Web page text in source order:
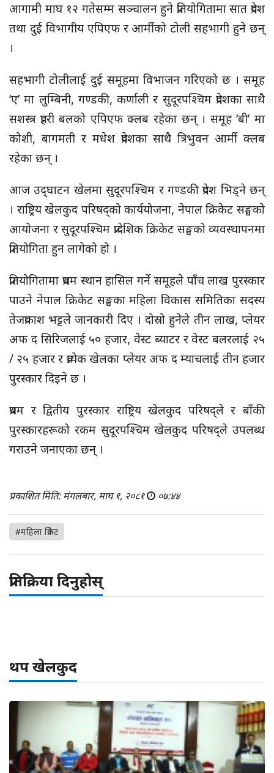
आगामी माघ १२ गतेसम्म सञ्चालन हुने प्रतियोगितामा सात प्रदेश
तथा दुई विभागीय एपिएफर आर्मीको टोली सहभागी हुने छन्
।
सहभागी टोलीलाई दुई समूहमा विभाजन गरिएको छ । समूह
‘ए’ मा लुम्बिनी, गण्डकी, कर्णाली र सुदूरपश्चिम प्रदेशका साथै
सशस्त्र प्रहरी बलको एपिएफक्लब रहेका छन् । समूह‘बी’ मा
कोशी, बागमती र मधेश प्रदेशका साथै त्रिभुवन आर्मी क्लब
रहेका छन् ।
आज उद्‌घाटन खेलमा सुदूरपश्चिम र गण्डकी प्रदेश भिड्ने छन्
। राष्ट्रिय खेलकुद परिषद्को कार्ययोजना, नेपाल क्रिकेट सङ्घको
आयोजना र सुदूरपश्चिम प्रादेशिक क्रिकेट सङ्घको व्यवस्थापनमा
प्रतियोगिता हुन लागेको हो ।
प्रतियोगितामा प्रथम स्थान हासिल गर्ने समूहले पाँच लाख पुरस्कार
पाउने नेपाल क्रिकेट सङ्घका महिला विकास समितिका सदस्य
तेजप्रकाश भट्टले जानकारी दिए । दोस्रो हुनेले तीन लाख, प्लेयर
अफ द सिरिजलाई ५० हजार, वेस्ट ब्याटरर वेस्ट बलरलाई २५
/ २५ हजार र प्रत्येक खेलका प्लेयर अफ द म्याचलाई तीन हजार
पुरस्कार दिइने छ ।
प्रथम र द्वितीय पुरस्कार राष्ट्रिय खेलकुद परिषद्ले र बाँकी
पुरस्कारहरूको रकम सुदूरपश्चिम खेलकुद परिषद्ले उपलब्ध
गराउने जनाएका छन् ।
प्रकाशित मिति: मंगलबार, माघ १, २०८१ ०७:४४
#महिला क्रिकेट
प्रतिक्रिया दिनुहोस्
थप खेलकुद